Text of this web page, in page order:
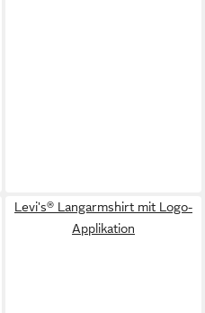
Levi's® Langarmshirt mit Logo-
Applikation